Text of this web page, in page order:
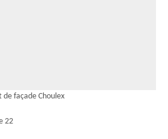
façade Choulex
22